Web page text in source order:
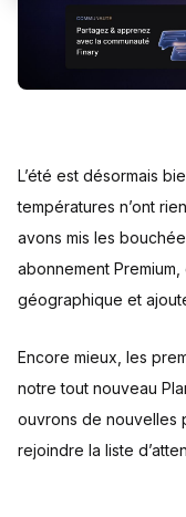
L’été est désormais
températures n’ont
avons mis les
abonnement
géographique et
Encore mieux, les
notre tout nouveau
ouvrons de nouvelles
rejoindre la liste